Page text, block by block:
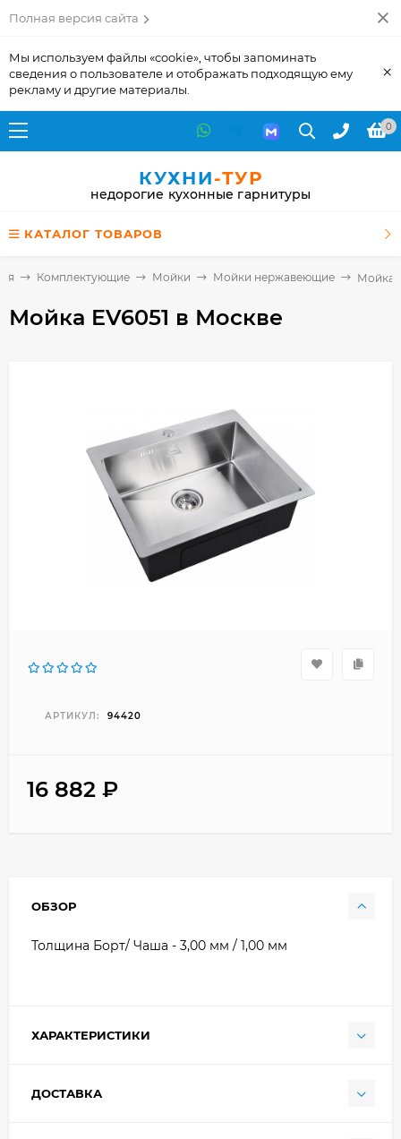
Полная версия сайта
Мы используем файлы «cookie», чтобы запоминать
сведения о пользователе и отображать подходящую ему
рекламу и другие материалы.
×
0
КУХНИ-ТУР
недорогие кухонные гарнитуры
КАТАЛОГ ТОВАРОВ
Комплектующие Мойки Мойки нержавеющие Мойка
Мойка EV6051 в Москве
АРТИКУЛ: 94420
16 882 ₽
ОБЗОР
Толщина Борт/ Чаша - 3,00 мм / 1,00 мм
ХАРАКТЕРИСТИКИ
ДОСТАВКА